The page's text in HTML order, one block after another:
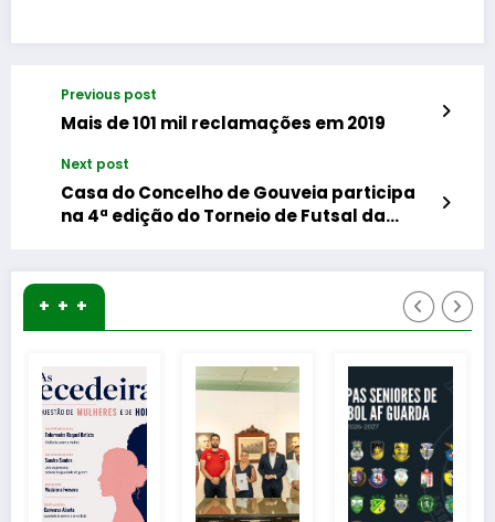
Previous post
Mais de 101 mil reclamações em 2019
Next post
Casa do Concelho de Gouveia participa
na 4ª edição do Torneio de Futsal da
+ + +